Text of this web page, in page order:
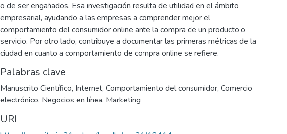
o de ser engañados. Esa investigación resulta de utilidad en el ámbito
empresarial, ayudando a las empresas a comprender mejor el
comportamiento del consumidor online ante la compra de un producto o
servicio. Por otro lado, contribuye a documentar las primeras métricas de la
ciudad en cuanto a comportamiento de compra online se refiere.
Palabras clave
Manuscrito Científico, Internet, Comportamiento del consumidor, Comercio
electrónico, Negocios en línea, Marketing
URI